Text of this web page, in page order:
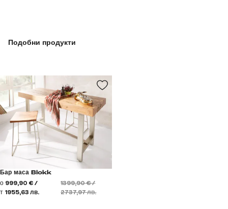
Подобни продукти
Бар маса Blokk
о
т
999,90 € /
1955,63 лв.
1399,90 € /
2737,97 лв.